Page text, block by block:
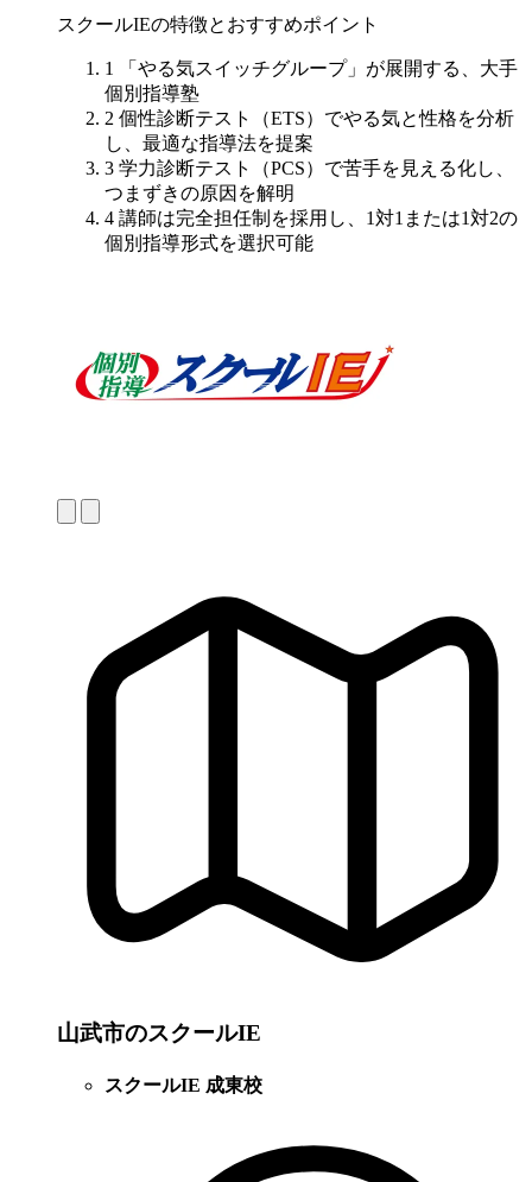
スクールIEの特徴とおすすめポイント
1
「やる気スイッチグループ」が展開する、大手
個別指導塾
2 個性診断テスト（ETS）でやる気と性格を分析
し、 最適な指導法を提案
3 学力診断テスト（PCS）で苦手を見える化し、
つまずきの原因を解明
4 講師は完全担任制を採用し、1対1または1対2の
個別指導形式を選択可能
山武市のスクールIE
スクールIE 成東校